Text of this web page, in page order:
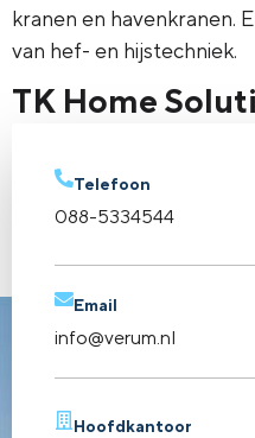
kranen en havenkranen.
van hef- en hijstechniek.
TK Home
de verkoopmaatschappij
een
Telefoon
088-5334544
Email
info@verum.nl
Hoofdkantoor